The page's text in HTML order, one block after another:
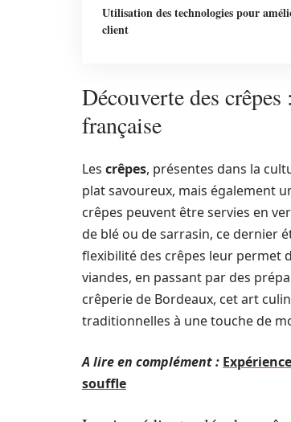
Utilisation des technologies pour
client
Découverte des
française
Les crêpes, présentes dans la
plat savoureux, mais également
crêpes peuvent être servies en
de blé ou de sarrasin, ce dernier
flexibilité des crêpes leur permet
viandes, en passant par des
crêperie de Bordeaux, cet art
traditionnelles à une touche de
A lire en complément :
souffle